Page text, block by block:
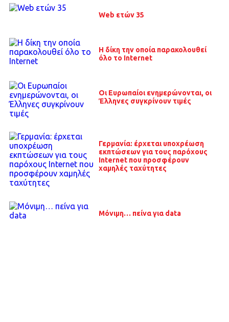
Web ετών 35
Η δίκη την οποία παρακολουθεί
όλο το Internet
Οι Ευρωπαίοι ενημερώνονται, οι
Έλληνες συγκρίνουν τιμές
Γερμανία: έρχεται υποχρέωση
εκπτώσεων για τους παρόχους
Internet που προσφέρουν
χαμηλές ταχύτητες
Μόνιμη… πείνα για data